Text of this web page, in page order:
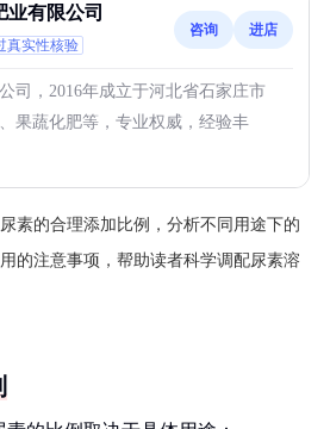
业有限公司
真实性核验
咨询 进店
司，2016年成立于河北省石家庄市
果蔬化肥等，专业权威，经验丰
素的合理添加比例，分析不同用途下的
的注意事项，帮助读者科学调配尿素溶